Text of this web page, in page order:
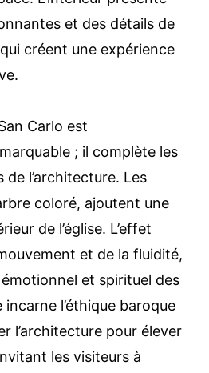
et des détails de
créent une expérience
Carlo est
; il complète les
l’architecture. Les
coloré, ajoutent une
de l’église. L’effet
et de la fluidité,
et spirituel des
l’éthique baroque
l’architecture pour élever
les visiteurs à